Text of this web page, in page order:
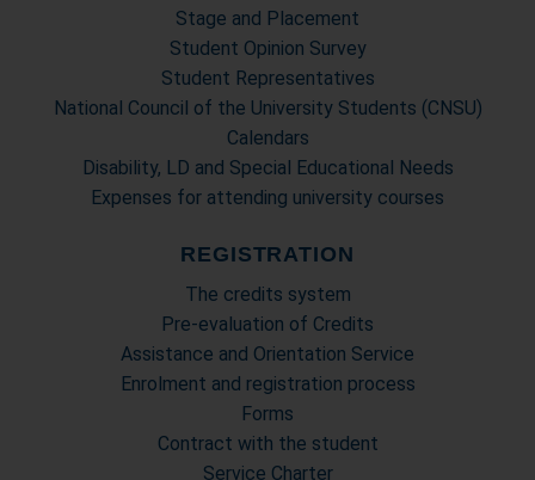
Stage and Placement
Student Opinion Survey
Student Representatives
National Council of the University Students (CNSU)
Calendars
Disability, LD and Special Educational Needs
Expenses for attending university courses
REGISTRATION
The credits system
Pre-evaluation of Credits
Assistance and Orientation Service
Enrolment and registration process
Forms
Contract with the student
Service Charter